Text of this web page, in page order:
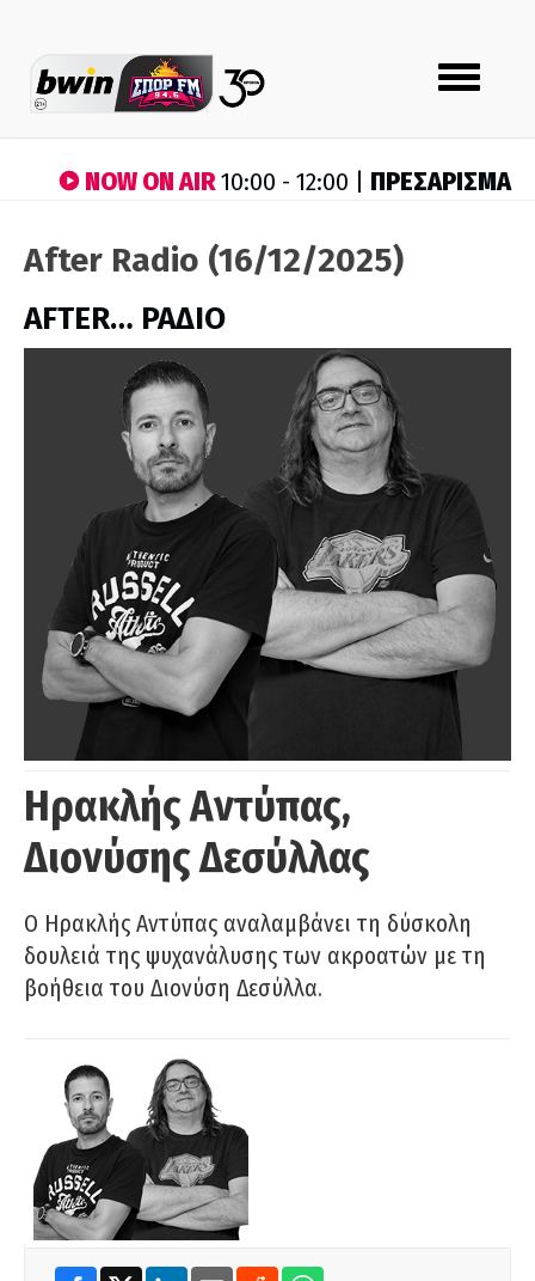
Toggle
navigation
NOW ON AIR10:00 - 12:00 | ΠΡΕΣΑΡΙΣΜΑ
After Radio (16/12/2025)
AFTER… ΡΑΔΙΟ
Ηρακλής Αντύπας,
Διονύσης Δεσύλλας
Ο Ηρακλής Αντύπας αναλαμβάνει τη δύσκολη
δουλειά της ψυχανάλυσης των ακροατών με τη
βοήθεια του Διονύση Δεσύλλα.